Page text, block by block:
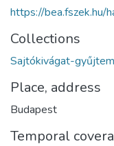
https://
Collections
Sajtókivágat-
Place, address
Budapest
Temporal